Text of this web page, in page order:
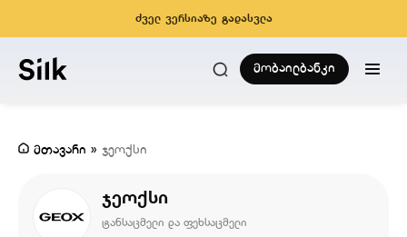
ძველ ვერსიაზე გადასვლა
მობაილბანკი
მთავარი » ჯეოქსი
ჯეოქსი
ტანსაცმელი და ფეხსაცმელი